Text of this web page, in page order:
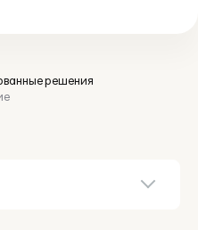
решения